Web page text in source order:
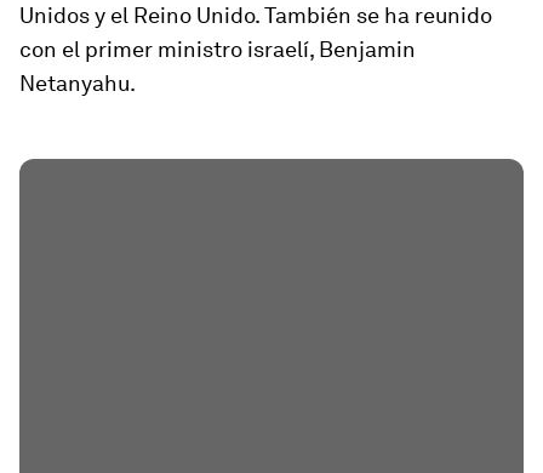
Unidos y el Reino Unido. También se ha reunido
con el primer ministro israelí, Benjamin
Netanyahu.